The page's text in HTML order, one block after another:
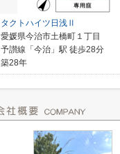
タクトハイツ日浅Ⅱ
愛媛県今治市土橋町１丁目
予讃線「今治」駅 徒歩28分
築28年